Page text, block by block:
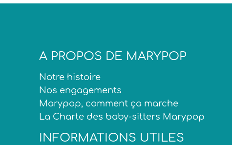
A PROPOS DE MARYPOP
Notre histoire
Nos engagements
Marypop, comment ça marche
La Charte des baby-sitters Marypop
INFORMATIONS UTILES